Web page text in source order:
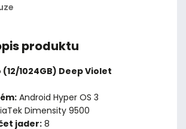
produktu
(12/1024GB) Deep Violet
Android Hyper OS 3
Dimensity 9500
jader: 8